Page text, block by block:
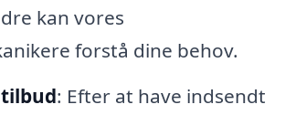
kan vores
forstå dine behov.
: Efter at have indsendt